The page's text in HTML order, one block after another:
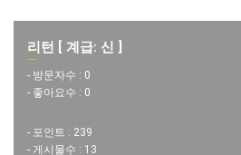
리턴 [ 계급: 신 ]
- 방문자수 : 0
- 좋아요수 : 0
- 포인트 : 239
- 게시물수 : 13